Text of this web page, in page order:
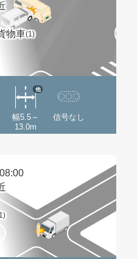
物車(1)
幅5.5～
13.0m
他
信号なし